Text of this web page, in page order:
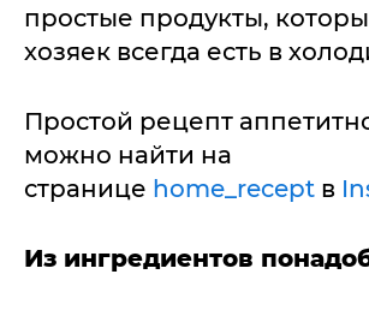
простые продукты,
хозяек всегда есть в
Простой рецепт
можно найти на
странице home_recept в
Из ингредиентов